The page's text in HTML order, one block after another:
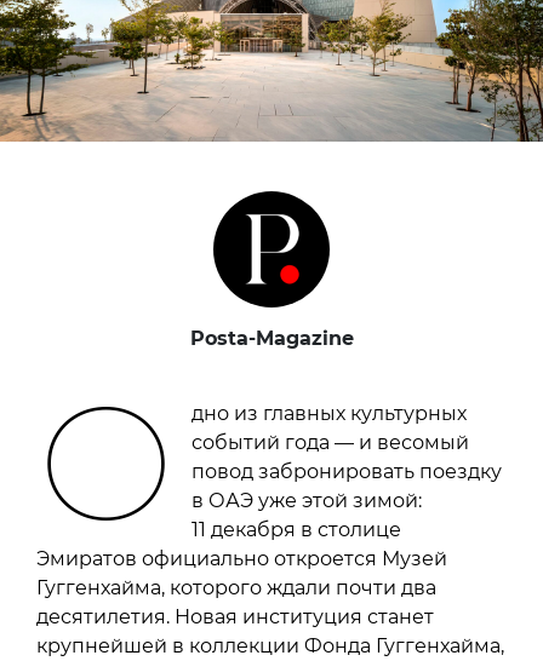
Posta-Magazine
О
дно из главных культурных
событий года — и весомый
повод забронировать поездку
в ОАЭ уже этой зимой:
11 декабря в столице
Эмиратов официально откроется Музей
Гуггенхайма, которого ждали почти два
десятилетия. Новая институция станет
крупнейшей в коллекции Фонда Гуггенхайма,